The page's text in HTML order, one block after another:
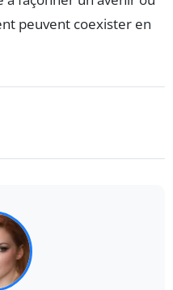
peuvent coexister en